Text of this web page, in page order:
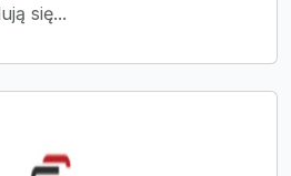
się...